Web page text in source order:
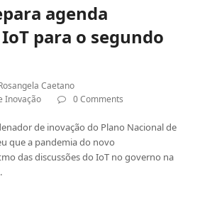
agenda
para o segundo
Caetano
Inovação 0 Comments
de inovação do Plano Nacional de
que a pandemia do novo
das discussões do IoT no governo na